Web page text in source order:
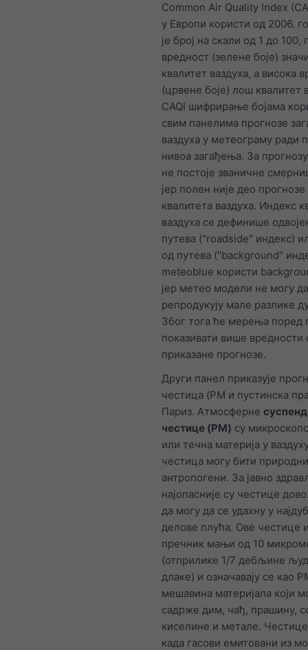
Common Air Quality Index
у Европи користи од 2006.
је број на скали од 1 до 100,
вредност (зелене боје)
квалитет ваздуха, а висока
(црвене боје) лош квалитет
CAQI шифрирање бојама
свим панелима прогнозе
ваздуха у метеограму ради
нивоа загађења. За
не постоје званичне
јер полен није део
квалитета ваздуха. Индекс
ваздуха се дефинише
путева ("roadside" индекс)
од путева ("background"
meteoblue користи
јер метео модели не могу да
репродукују мале разлике
Због тога ће мерења поред
показивати више вредности
приказане прогнозе.
Други панел приказује
честица (PM и пустинска
Париз. Атмосферне
честице (PM) су
или течна материја у
честица могу бити
антропогени. За јавно
најопасније су честице
да могу да се удахну у
делове плућа. Ове честице
пречник мањи од 10
(отприлике 1/7 дебљине
длаке) и означавају се као
мешавина материјала који
садрже дим, чађ, прашину,
киселине и метале. Честице
када гасови емитовани из